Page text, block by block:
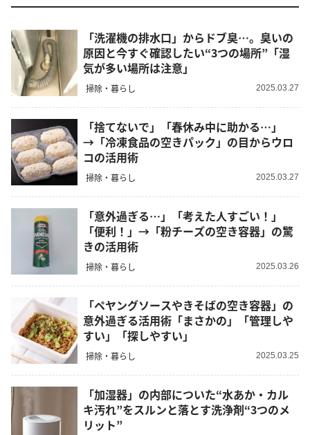
「洗濯機の排水口」からドブ臭…。臭いの
原因と今すぐ確認したい“3つの場所”「湿
気が多い場所は注意」
掃除・暮らし 2025.03.27
「捨てないで」「春休み中に助かる…」
→「冷凍食品の空きパック」の目からウロ
コの活用術
掃除・暮らし 2025.03.27
「意外過ぎる…」「考えた人すごい！」
「便利！」→「粉チーズの空き容器」の驚
きの活用術
掃除・暮らし 2025.03.26
「ペヤングソースやきそばの空き容器」の
意外過ぎる活用術「まさかの」「管理しや
すい」「探しやすい」
掃除・暮らし 2025.03.25
「加湿器」の内部についた“水あか・カル
キ汚れ”をスルンと落とす洗浄剤“3つのメ
リット”